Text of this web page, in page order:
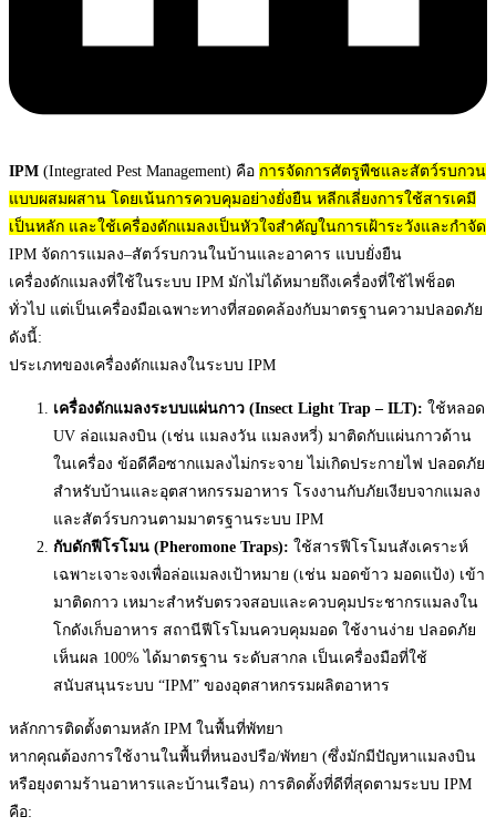
IPM (Integrated Pest Management) คือ การจัดการศัตรูพืชและสัตว์รบกวน
แบบผสมผสาน โดยเน้นการควบคุมอย่างยั่งยืน หลีกเลี่ยงการใช้สารเคมี
เป็นหลัก และใช้เครื่องดักแมลงเป็นหัวใจสำคัญในการเฝ้าระวังและกำจัด
IPM จัดการแมลง–สัตว์รบกวนในบ้านและอาคาร แบบยั่งยืน
เครื่องดักแมลงที่ใช้ในระบบ IPM มักไม่ได้หมายถึงเครื่องที่ใช้ไฟช็อต
ทั่วไป แต่เป็นเครื่องมือเฉพาะทางที่สอดคล้องกับมาตรฐานความปลอดภัย
ดังนี้:
ประเภทของเครื่องดักแมลงในระบบ IPM
เครื่องดักแมลงระบบแผ่นกาว (Insect Light Trap – ILT): ใช้หลอด
UV ล่อแมลงบิน (เช่น แมลงวัน แมลงหวี่) มาติดกับแผ่นกาวด้าน
ในเครื่อง ข้อดีคือซากแมลงไม่กระจาย ไม่เกิดประกายไฟ ปลอดภัย
สำหรับบ้านและอุตสาหกรรมอาหาร โรงงานกับภัยเงียบจากแมลง
และสัตว์รบกวนตามมาตรฐานระบบ IPM
กับดักฟีโรโมน (Pheromone Traps): ใช้สารฟีโรโมนสังเคราะห์
เฉพาะเจาะจงเพื่อล่อแมลงเป้าหมาย (เช่น มอดข้าว มอดแป้ง) เข้า
มาติดกาว เหมาะสำหรับตรวจสอบและควบคุมประชากรแมลงใน
โกดังเก็บอาหาร สถานีฟีโรโมนควบคุมมอด ใช้งานง่าย ปลอดภัย
เห็นผล 100% ได้มาตรฐาน ระดับสากล เป็นเครื่องมือที่ใช้
สนับสนุนระบบ “IPM” ของอุตสาหกรรมผลิตอาหาร
หลักการติดตั้งตามหลัก IPM ในพื้นที่พัทยา
หากคุณต้องการใช้งานในพื้นที่หนองปรือ/พัทยา (ซึ่งมักมีปัญหาแมลงบิน
หรือยุงตามร้านอาหารและบ้านเรือน) การติดตั้งที่ดีที่สุดตามระบบ IPM
คือ: